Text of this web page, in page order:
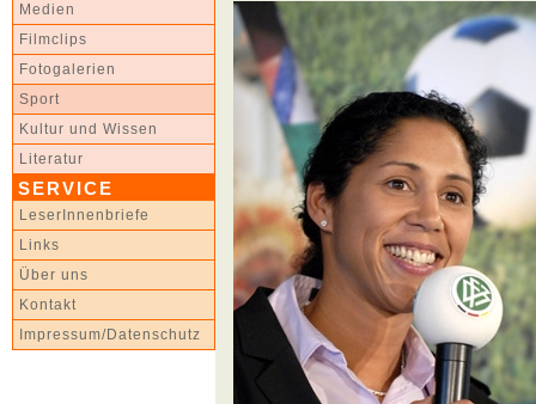
Medien
Filmclips
Fotogalerien
Sport
Kultur und Wissen
Literatur
SERVICE
LeserInnenbriefe
Links
Über uns
Kontakt
Impressum/Datenschutz